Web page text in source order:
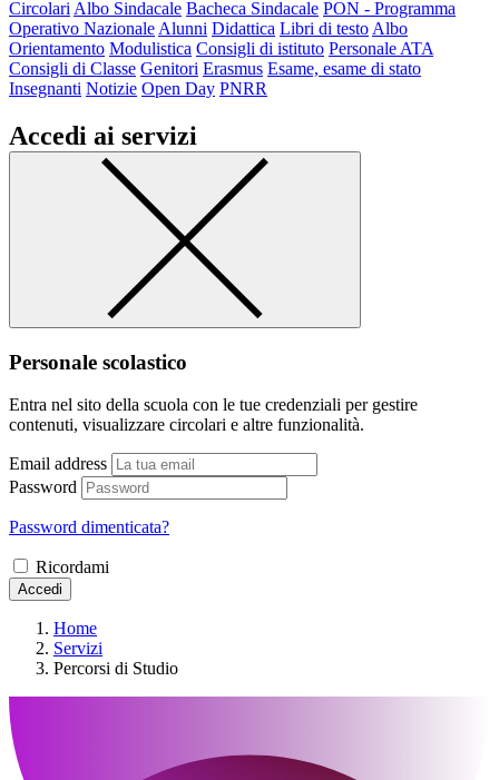
Circolari Albo Sindacale Bacheca Sindacale PON - Programma
Operativo Nazionale Alunni Didattica Libri di testo Albo
Orientamento Modulistica Consigli di istituto Personale ATA
Consigli di Classe Genitori Erasmus Esame, esame di stato
Insegnanti Notizie Open Day PNRR
Accedi ai servizi
Personale scolastico
Entra nel sito della scuola con le tue credenziali per gestire
contenuti, visualizzare circolari e altre funzionalità.
Email address
Password
Password dimenticata?
Ricordami
Accedi
Home
Servizi
Percorsi di Studio